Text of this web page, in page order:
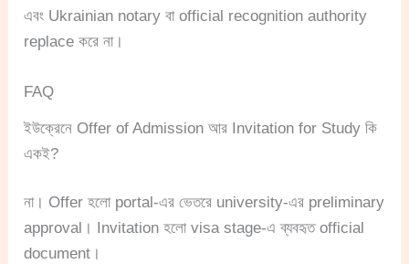
এবং Ukrainian notary বা official recognition authority
replace করে না।
FAQ
ইউক্রেনে Offer of Admission আর Invitation for Study কি
একই?
না। Offer হলো portal-এর ভেতরে university-এর preliminary
approval। Invitation হলো visa stage-এ ব্যবহৃত official
document।